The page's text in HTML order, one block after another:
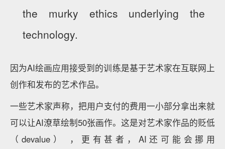
the murky ethics underlying the
technology.
因为AI绘画应用接受到的训练是基于艺术家在互联网上
创作和发布的艺术作品。
一些艺术家声称，把用户支付的费用一小部分拿出来就
可以让AI潦草绘制50张画作。这是对艺术家作品的贬低
（devalue） ，更有甚者，AI还可能会挪用